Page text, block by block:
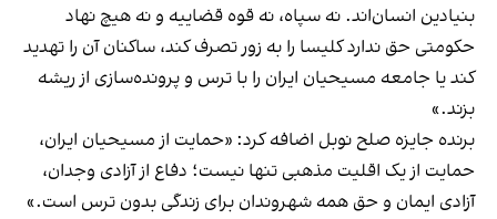
بنیادین انسان‌اند. نه سپاه، نه قوه‌ قضاییه و نه هیچ نهاد
حکومتی حق ندارد کلیسا را به زور تصرف کند، ساکنان آن را تهدید
کند یا جامعه‌ مسیحیان ایران را با ترس و پرونده‌سازی از ریشه
بزند.»
برنده جایزه صلح نوبل اضافه کرد: «حمایت از مسیحیان ایران،
حمایت از یک اقلیت مذهبی تنها نیست؛ دفاع از آزادی وجدان،
آزادی ایمان و حق همه‌ شهروندان برای زندگی بدون ترس است.»